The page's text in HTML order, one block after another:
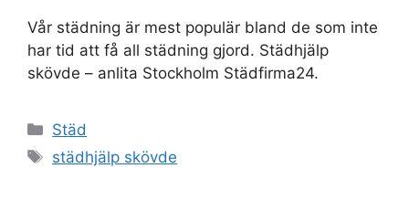
Vår städning är mest populär bland de som inte
har tid att få all städning gjord. Städhjälp
skövde – anlita Stockholm Städfirma24.
Kategorier
Städ
Etiketter
städhjälp skövde